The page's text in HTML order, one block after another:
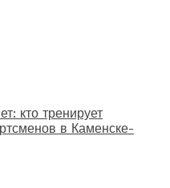
кто тренирует
в Каменске-